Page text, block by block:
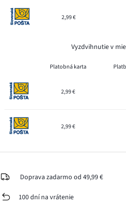
2,99 €
Vyzdvihnutie v
Platobná karta
2,99 €
2,99 €
Doprava zadarmo od 49,99 €
100 dní na vrátenie